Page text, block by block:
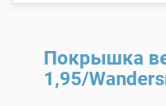
Покрышка
1,95/